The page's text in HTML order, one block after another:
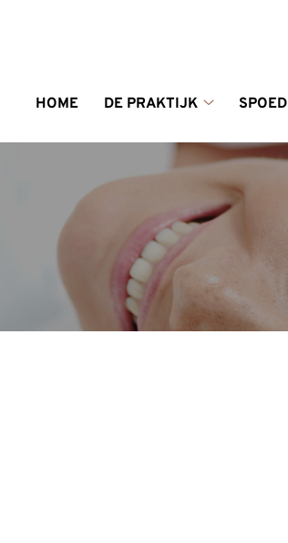
HOME
DE PRAKTIJK
praktijk
submenu
SPOED